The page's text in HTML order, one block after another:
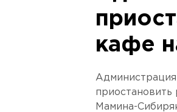
кафе
приостановить
Мамина-